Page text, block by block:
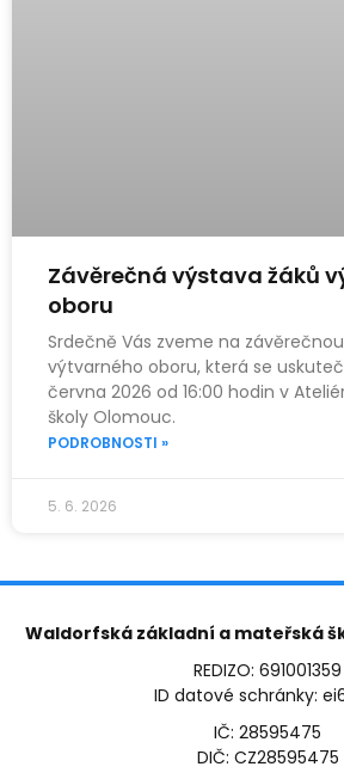
Závěrečná výstava žáků
oboru
Srdečně Vás zveme na
výtvarného oboru, která se
června 2026 od 16:00 hodin v
školy Olomouc.
PODROBNOSTI »
5. 6. 2026
Waldorfská základní a mateřská
REDIZO: 691001359
ID datové schránky:
IČ: 28595475
DIČ: CZ28595475